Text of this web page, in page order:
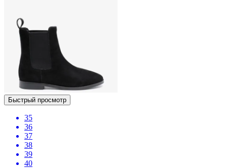
Быстрый просмотр
35
36
37
38
39
40